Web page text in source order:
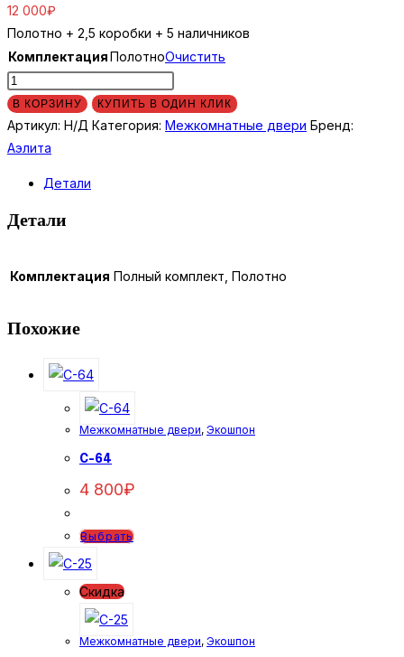
12 000₽
Полотно + 2,5 коробки + 5 наличников
КомплектацияПолотноОчистить
Количество
товара
арса
ДО
В КОРЗИНУ КУПИТЬ В ОДИН КЛИК
Артикул: Н/Д Категория: Межкомнатные двери Бренд:
Аэлита
Детали
Детали
Комплектация Полный комплект, Полотно
Похожие
Межкомнатные двери, Экошпон
C-64
4 800₽
ВыбратьЭтот
Опции
Скидка
Межкомнатные двери, Экошпон